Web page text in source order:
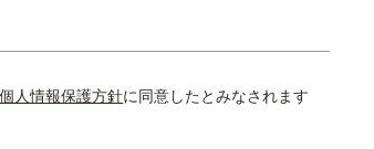
人情報保護方針に同意したとみなされます